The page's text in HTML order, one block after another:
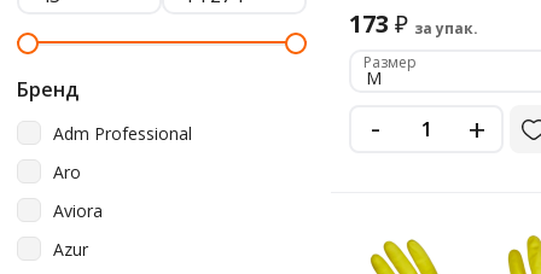
Бренд
Adm Professional
Aro
Aviora
Azur
173 ₽ за упак.
Размер
M
- +